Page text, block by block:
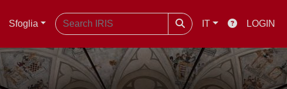
Sfoglia IT LOGIN